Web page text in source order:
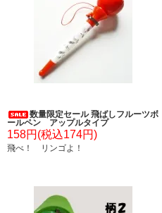
数量限定セール 飛ばしフルーツボ
ールペン アップルタイプ
158円(税込174円)
飛べ！ リンゴよ！